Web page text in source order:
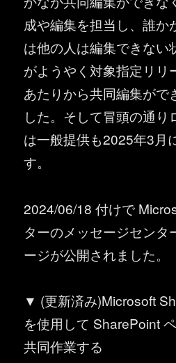
成や編集を担当し、誰か
は他の人は編集できない
がようやく対象指定リリ
あたりから共同編集がで
した。そして冒頭の通り
は一般提供も2025年3月
す。
2024/06/18 付けで
ターのメッセージセンタ
ージが公開されました。
▼ (更新済み)Microsoft
を使用して SharePoint
共同作業する